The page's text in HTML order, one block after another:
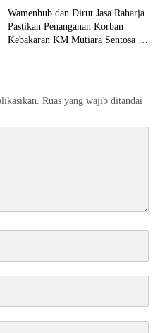
Wamenhub dan Dirut Jasa Raharja
Pastikan Penanganan Korban
Kebakaran KM Mutiara Sentosa II
Ruas yang wajib ditandai